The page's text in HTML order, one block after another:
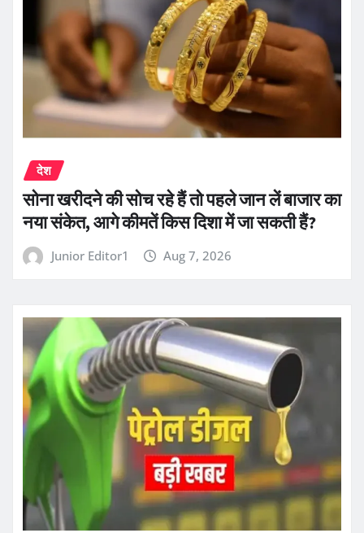
देश
सोना खरीदने की सोच रहे हैं तो पहले जान लें बाजार का
नया संकेत, आगे कीमतें किस दिशा में जा सकती हैं?
Junior Editor1 Aug 7, 2026